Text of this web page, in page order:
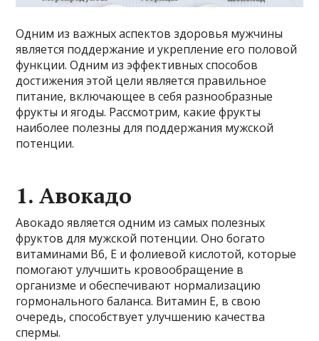
Одним из важных аспектов здоровья мужчины
является поддержание и укрепление его половой
функции. Одним из эффективных способов
достижения этой цели является правильное
питание, включающее в себя разнообразные
фрукты и ягоды. Рассмотрим, какие фрукты
наиболее полезны для поддержания мужской
потенции.
1. Авокадо
Авокадо является одним из самых полезных
фруктов для мужской потенции. Оно богато
витаминами В6, Е и фолиевой кислотой, которые
помогают улучшить кровообращение в
организме и обеспечивают нормализацию
гормонального баланса. Витамин Е, в свою
очередь, способствует улучшению качества
спермы.